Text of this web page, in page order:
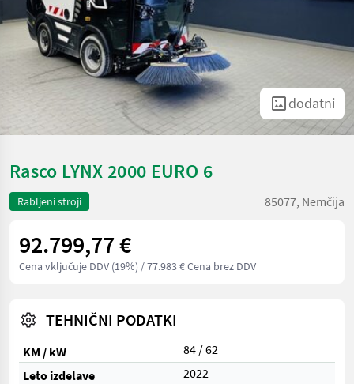
dodatni
Rasco LYNX 2000 EURO 6
Rabljeni stroji 85077, Nemčija
92.799,77 €
Cena vključuje DDV (19%) / 77.983 € Cena brez DDV
TEHNIČNI PODATKI
KM / kW
84 / 62
Leto izdelave
2022